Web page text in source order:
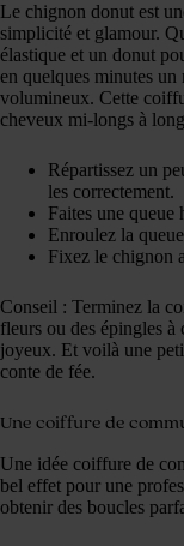
Le chignon donut est
simplicité et glamour.
élastique et un donut
en quelques minutes
volumineux. Cette
cheveux mi-longs à
Répartissez un
les correctement.
Faites une queue
Enroulez la
Fixez le chignon
Conseil : Terminez la
fleurs ou des épingles
joyeux. Et voilà une
conte de fée.
Une coiffure de
Une idée coiffure de
bel effet pour une
obtenir des boucles